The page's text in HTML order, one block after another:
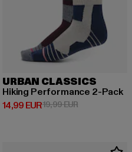
EUR
URBAN CLASSICS
Hiking Performance 2-Pack
14,99 EUR
Derzeitiger Preis: 14,99 EUR
19,99 EURAktionspreis: